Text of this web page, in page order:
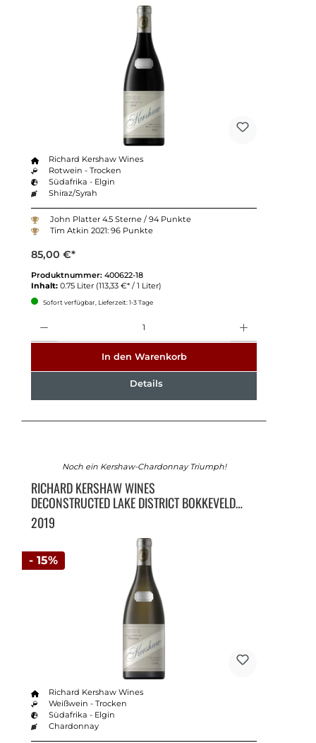
Richard Kershaw Wines
Rotwein - Trocken
Südafrika - Elgin
Shiraz/Syrah
John Platter 4.5 Sterne / 94 Punkte
Tim Atkin 2021: 96 Punkte
85,00 €*
Produktnummer: 400622-18
Inhalt: 0.75 Liter (113,33 €* / 1 Liter)
Sofort verfügbar, Lieferzeit: 1-3 Tage
In den Warenkorb
Details
- 15%
Noch ein Kershaw-Chardonnay Triumph!
RICHARD KERSHAW WINES
DECONSTRUCTED LAKE DISTRICT BOKKEVELD
SHALE CY96
2019
Richard Kershaw Wines
Weißwein - Trocken
Südafrika - Elgin
Chardonnay